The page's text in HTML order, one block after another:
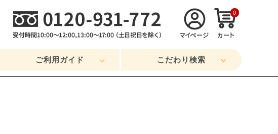
0
ご利用ガイド こだわり検索